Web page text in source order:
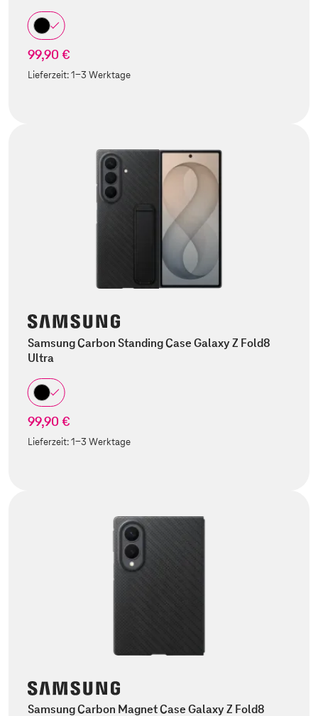
99,90 €
Lieferzeit:1-3 Werktage
Samsung Carbon Standing Case Galaxy Z Fold8
Ultra
99,90 €
Lieferzeit:1-3 Werktage
Samsung Carbon Magnet Case Galaxy Z Fold8